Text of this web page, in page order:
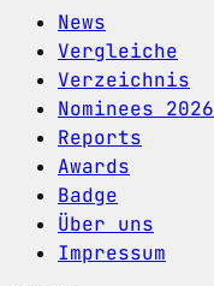
News
Vergleiche
Verzeichnis
Nominees 2026
Reports
Awards
Badge
Über uns
Impressum